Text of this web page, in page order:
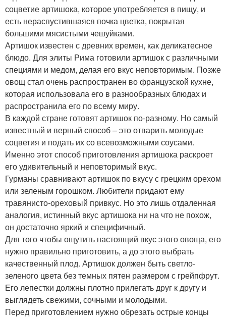
соцветие артишока, которое употребляется в пищу, и
есть нераспустившаяся почка цветка, покрытая
большими мясистыми чешуйками.
Артишок известен с древних времен, как деликатесное
блюдо. Для элиты Рима готовили артишок с различными
специями и медом, делая его вкус неповторимым. Позже
овощ стал очень распространен во французской кухне,
которая использовала его в разнообразных блюдах и
распространила его по всему миру.
В каждой стране готовят артишок по-разному. Но самый
известный и верный способ – это отварить молодые
соцветия и подать их со всевозможными соусами.
Именно этот способ приготовления артишока раскроет
его удивительный и неповторимый вкус.
Гурманы сравнивают артишок по вкусу с грецким орехом
или зеленым горошком. Любители придают ему
травянисто-ореховый привкус. Но это лишь отдаленная
аналогия, истинный вкус артишока ни на что не похож,
он достаточно яркий и специфичный.
Для того чтобы ощутить настоящий вкус этого овоща, его
нужно правильно приготовить, а до этого выбрать
качественный плод. Артишок должен быть светло-
зеленого цвета без темных пятен размером с грейпфрут.
Его лепестки должны плотно прилегать друг к другу и
выглядеть свежими, сочными и молодыми.
Перед приготовлением нужно обрезать острые концы